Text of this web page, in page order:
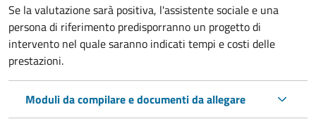
Se la valutazione sarà positiva, l'assistente sociale e una
persona di riferimento predisporranno un progetto di
intervento nel quale saranno indicati tempi e costi delle
prestazioni.
Moduli da compilare e documenti da allegare